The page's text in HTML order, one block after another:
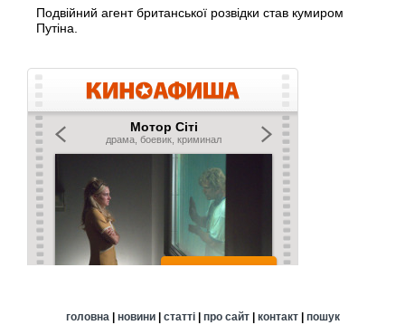
Подвійний агент британської розвідки став кумиром
Путіна.
головна| новини| статті| про сайт| контакт| пошук